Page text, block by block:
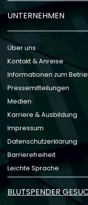
UNTERNEHMEN
Über uns
Kontakt & Anreise
Informationen zum
Pressemitteilungen
Medien
Karriere & Ausbildung
Impressum
Datenschutzerklärung
Barrierefreiheit
Leichte Sprache
BLUTSPENDER